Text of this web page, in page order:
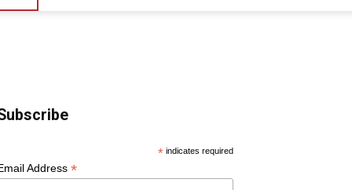
* indicates required
Address *